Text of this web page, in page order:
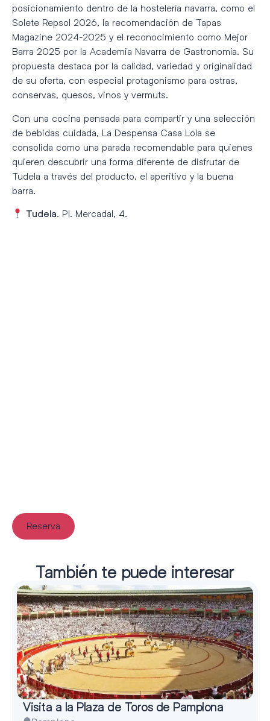
posicionamiento dentro de la hostelería navarra, como el
Solete Repsol 2026, la recomendación de Tapas
Magazine 2024-2025 y el reconocimiento como Mejor
Barra 2025 por la Academia Navarra de Gastronomía. Su
propuesta destaca por la calidad, variedad y originalidad
de su oferta, con especial protagonismo para ostras,
conservas, quesos, vinos y vermuts.
Con una cocina pensada para compartir y una selección
de bebidas cuidada, La Despensa Casa Lola se
consolida como una parada recomendable para quienes
quieren descubrir una forma diferente de disfrutar de
Tudela a través del producto, el aperitivo y la buena
barra.
Tudela. Pl. Mercadal, 4.
Reserva
También te puede interesar
Visita a la Plaza de Toros de Pamplona